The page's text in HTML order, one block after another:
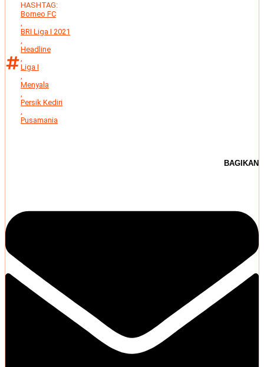
HASHTAG:
Borneo FC
,
BRI Liga I 2021
,
Headline
,
Liga I
,
Menyala
,
Persik Kediri
,
Pusamania
BAGIKAN